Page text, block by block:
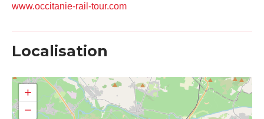
www.occitanie-rail-tour.com
Localisation
+
−